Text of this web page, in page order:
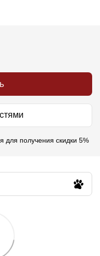
для получения скидки 5%